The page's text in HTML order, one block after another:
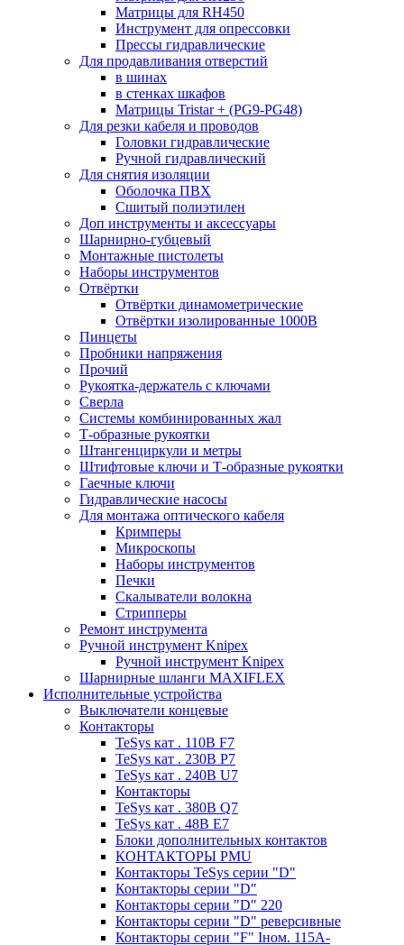
Матрицы для RH450
Инструмент для опрессовки
Прессы гидравлические
Для продавливания отверстий
в шинах
в стенках шкафов
Матрицы Tristar + (PG9-PG48)
Для резки кабеля и проводов
Головки гидравлические
Ручной гидравлический
Для снятия изоляции
Оболочка ПВХ
Сшитый полиэтилен
Доп инструменты и аксессуары
Шарнирно-губцевый
Монтажные пистолеты
Наборы инструментов
Отвёртки
Отвёртки динамометрические
Отвёртки изолированные 1000В
Пинцеты
Пробники напряжения
Прочий
Рукоятка-держатель с ключами
Сверла
Системы комбинированных жал
Т-образные рукоятки
Штангенциркули и метры
Штифтовые ключи и Т-образные рукоятки
Гаечные ключи
Гидравлические насосы
Для монтажа оптического кабеля
Кримперы
Микроскопы
Наборы инструментов
Печки
Скалыватели волокна
Стрипперы
Ремонт инструмента
Ручной инструмент Knipex
Ручной инструмент Knipex
Шарнирные шланги MAXIFLEX
Исполнительные устройства
Выключатели концевые
Контакторы
TeSys кат . 110В F7
TeSys кат . 230В P7
TeSys кат . 240В U7
Контакторы
TeSys кат . 380В Q7
TeSys кат . 48В E7
Блоки дополнительных контактов
КОНТАКТОРЫ PMU
Контакторы TeSys серии "D"
Контакторы серии "D"
Контакторы серии "D" 220
Контакторы серии "D" реверсивные
Контакторы серии "F" Iном. 115А-